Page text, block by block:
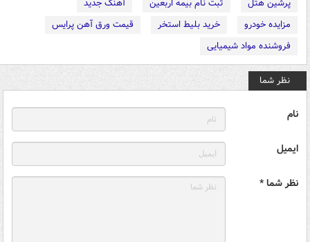
پرشین هتل
ثبت نام بیمه اربعین
آهنگ جدید
مزایده خودرو
خرید بلیط استخر
قیمت ورق آهن پرایس
فروشنده مواد شیمیایی
نظر شما
نام
ایمیل
نظر شما *